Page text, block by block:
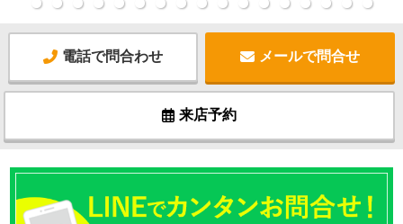
電話で問合わせ メールで問合せ
来店予約